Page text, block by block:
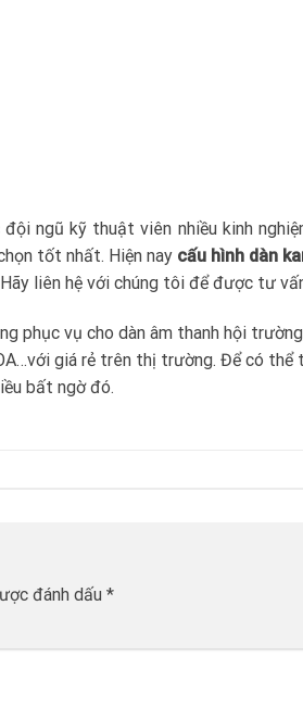
ngũ kỹ thuật viên nhiều kinh
tốt nhất. Hiện nay cấu hình dàn
liên hệ với chúng tôi để được tư
phục vụ cho dàn âm thanh hội
giá rẻ trên thị trường. Để có thể
bất ngờ đó.
đánh dấu *